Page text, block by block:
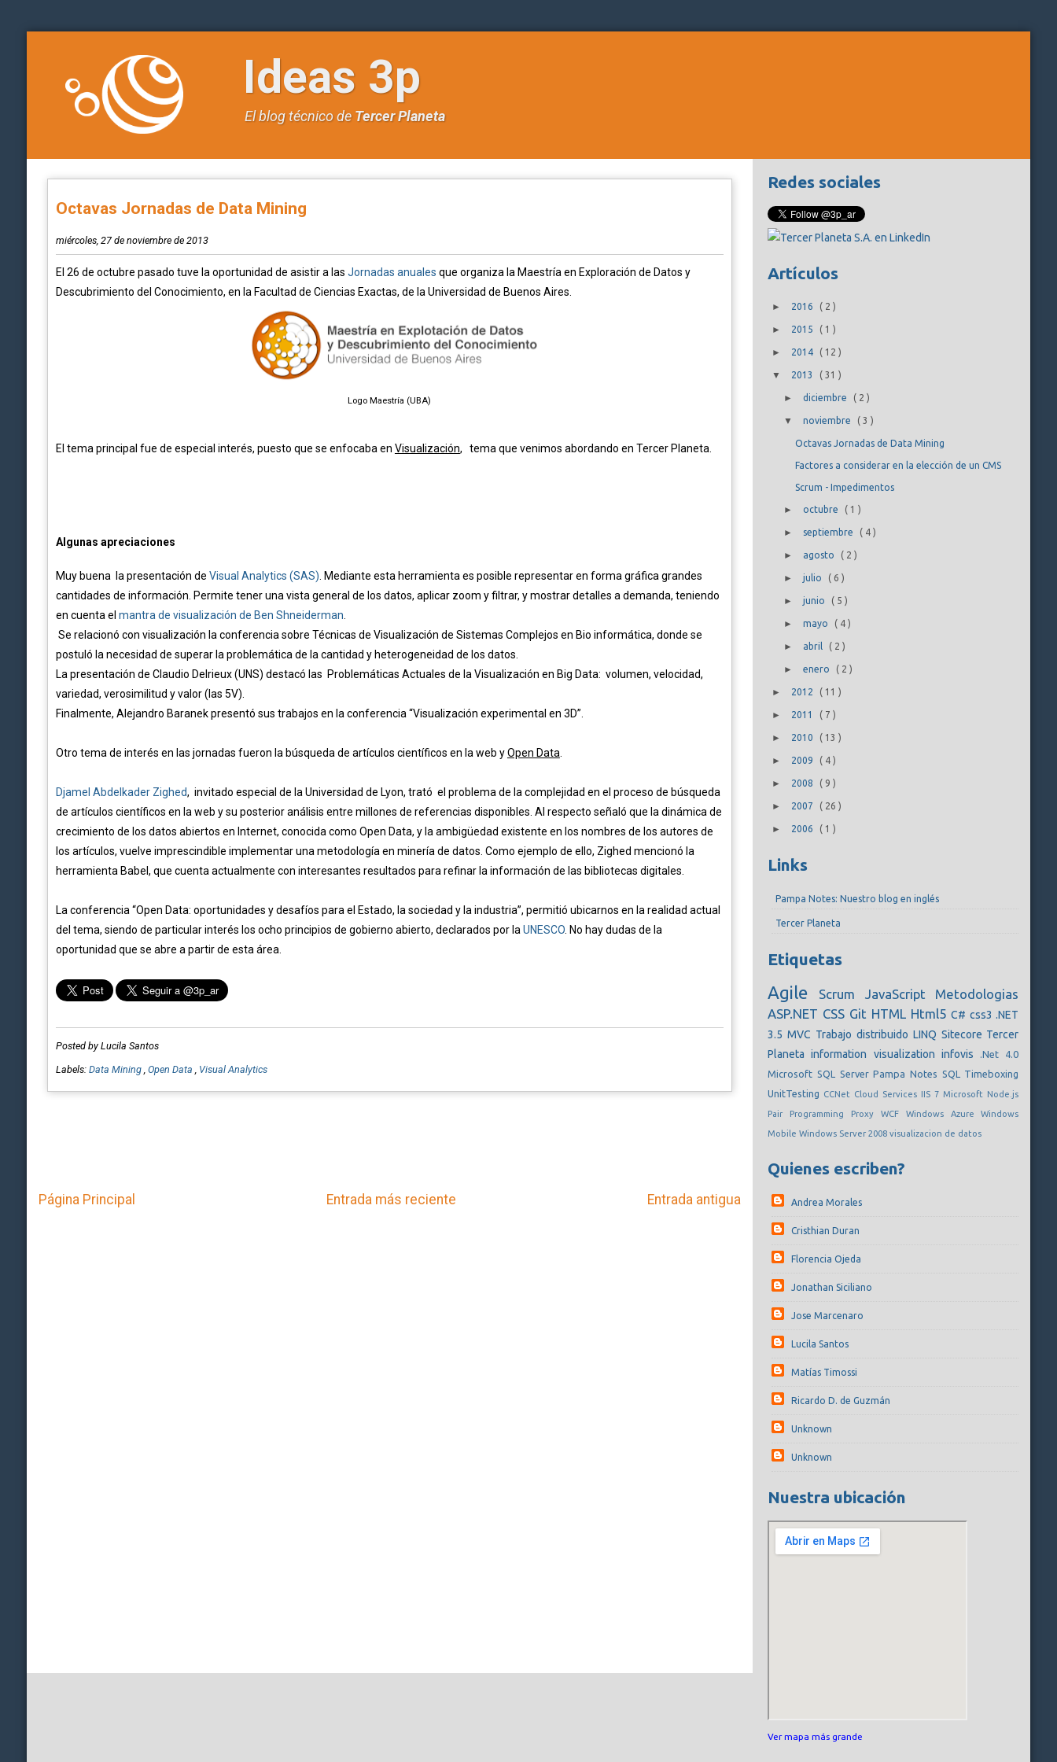
Ideas 3p
El blog técnico deTercer Planeta
Octavas Jornadas de Data Mining
miércoles, 27 de noviembre de 2013
El 26 de octubre pasado tuve la oportunidad de asistir a las Jornadas anuales que organiza la Maestría en Exploración de Datos y
Descubrimiento del Conocimiento, en la Facultad de Ciencias Exactas, de la Universidad de Buenos Aires.
Logo Maestría (UBA)
El tema principal fue de especial interés, puesto que se enfocaba en Visualización, tema que venimos abordando en Tercer Planeta.
Algunas apreciaciones
Muy buena la presentación de Visual Analytics (SAS). Mediante esta herramienta es posible representar en forma gráfica grandes
cantidades de información. Permite tener una vista general de los datos, aplicar zoom y filtrar, y mostrar detalles a demanda, teniendo
en cuenta el mantra de visualización de Ben Shneiderman.
Se relacionó con visualización la conferencia sobre Técnicas de Visualización de Sistemas Complejos en Bio informática, donde se
postuló la necesidad de superar la problemática de la cantidad y heterogeneidad de los datos.
La presentación de Claudio Delrieux (UNS) destacó las Problemáticas Actuales de la Visualización en Big Data: volumen, velocidad,
variedad, verosimilitud y valor (las 5V).
Finalmente, Alejandro Baranek presentó sus trabajos en la conferencia “Visualización experimental en 3D”.
Otro tema de interés en las jornadas fueron la búsqueda de artículos científicos en la web yOpen Data.
Djamel Abdelkader Zighed, invitado especial de la Universidad de Lyon, trató el problema de la complejidad en el proceso de búsqueda
de artículos científicos en la web y su posterior análisis entre millones de referencias disponibles. Al respecto señaló que la dinámica de
crecimiento de los datos abiertos en Internet, conocida como Open Data, y la ambigüedad existente en los nombres de los autores de
los artículos, vuelve imprescindible implementar una metodología en minería de datos. Como ejemplo de ello, Zighed mencionó la
herramienta Babel, que cuenta actualmente con interesantes resultados para refinar la información de las bibliotecas digitales.
La conferencia “Open Data: oportunidades y desafíos para el Estado, la sociedad y la industria”, permitió ubicarnos en la realidad actual
del tema, siendo de particular interés los ocho principios de gobierno abierto, declarados por laUNESCO. No hay dudas de la
oportunidad que se abre a partir de esta área.
Posted by Lucila Santos
Labels: Data Mining , Open Data , Visual Analytics
Entrada más reciente Entrada antigua
Página Principal
Redes sociales
Artículos
► 2016 ( 2)
► 2015 ( 1)
► 2014 ( 12)
▼ 2013 (31)
► diciembre ( 2 )
▼ noviembre ( 3 )
Octavas Jornadas de Data Mining
Factores a considerar en la elección de un CMS
Scrum - Impedimentos
► octubre ( 1 )
► septiembre ( 4 )
► agosto ( 2 )
► julio ( 6 )
► junio ( 5 )
► mayo ( 4 )
► abril ( 2 )
► enero ( 2 )
► 2012 ( 11)
► 2011 ( 7)
► 2010 ( 13)
► 2009 ( 4)
► 2008 ( 9)
► 2007 ( 26)
► 2006 ( 1)
Links
Pampa Notes: Nuestro blog en inglés
Tercer Planeta
Etiquetas
Agile Scrum JavaScript Metodologias
ASP.NET CSS Git HTML Html5 C# css3.NET
3.5MVC Trabajo distribuido LINQ Sitecore Tercer
Planetainformation visualization infovis
.Net 4.0
Microsoft SQL ServerPampa Notes SQL Timeboxing
UnitTesting CCNet Cloud Services IIS 7 Microsoft Node.js
Pair Programming Proxy WCF Windows AzureWindows
MobileWindows Server 2008visualizacion de datos
Quienes escriben?
Andrea Morales
Cristhian Duran
Florencia Ojeda
Jonathan Siciliano
Jose Marcenaro
Lucila Santos
Matías Timossi
Ricardo D. de Guzmán
Unknown
Unknown
Nuestra ubicación
Ver mapa más grande